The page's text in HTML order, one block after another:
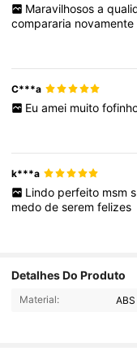
Maravilhosos a
compararia novamente
C***a
Eu amei muito
k***a
Lindo perfeito msm s
medodeseremfelizes
Detalhes Do Produto
Material: ABS
4,94 3.6K